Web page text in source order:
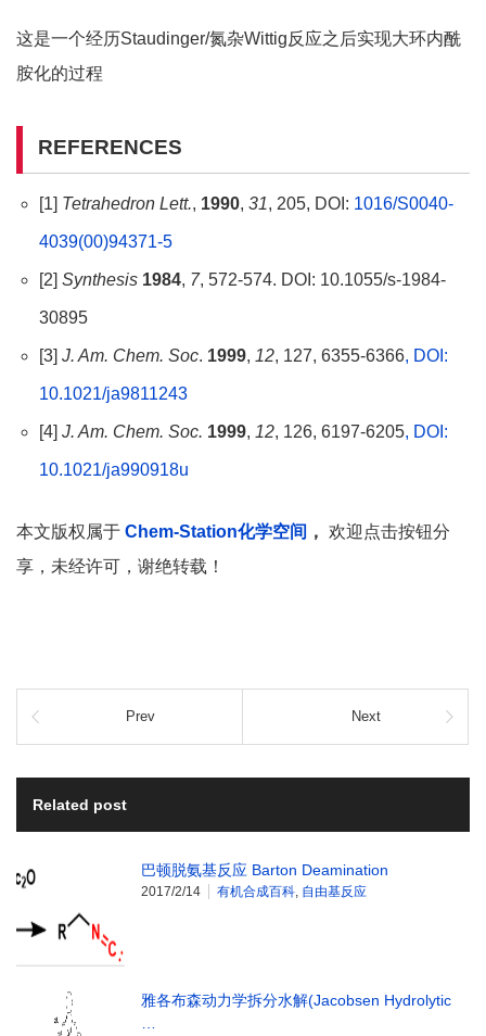
这是一个经历Staudinger/氮杂Wittig反应之后实现大环内酰
胺化的过程
REFERENCES
[1] Tetrahedron Lett., 1990, 31, 205, DOI: 1016/S0040-
4039(00)94371-5
[2] Synthesis 1984, 7, 572-574. DOI: 10.1055/s-1984-
30895
[3] J. Am. Chem. Soc. 1999, 12, 127, 6355-6366, DOI:
10.1021/ja9811243
[4] J. Am. Chem. Soc. 1999, 12, 126, 6197-6205, DOI:
10.1021/ja990918u
本文版权属于 Chem-Station化学空间 ， 欢迎点击按钮分
享，未经许可，谢绝转载！
Prev Next
Related post
巴顿脱氨基反应 Barton Deamination
2017/2/14 有机合成百科, 自由基反应
雅各布森动力学拆分水解(Jacobsen Hydrolytic
…